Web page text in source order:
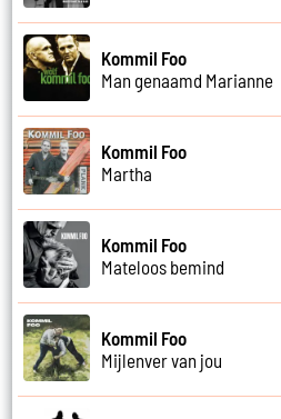
Kommil Foo
Man genaamd Marianne
Kommil Foo
Martha
Kommil Foo
Mateloos bemind
Kommil Foo
Mijlenver van jou